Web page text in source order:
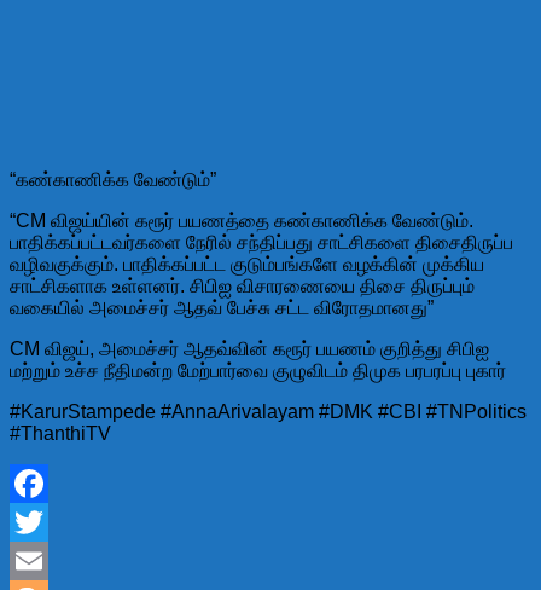
“கண்காணிக்க வேண்டும்”
“CM விஜய்யின் கரூர் பயணத்தை கண்காணிக்க வேண்டும்.
பாதிக்கப்பட்டவர்களை நேரில் சந்திப்பது சாட்சிகளை திசைதிருப்ப
வழிவகுக்கும். பாதிக்கப்பட்ட குடும்பங்களே வழக்கின் முக்கிய
சாட்சிகளாக உள்ளனர். சிபிஐ விசாரணையை திசை திருப்பும்
வகையில் அமைச்சர் ஆதவ் பேச்சு சட்ட விரோதமானது”
CM விஜய், அமைச்சர் ஆதவ்வின் கரூர் பயணம் குறித்து சிபிஐ
மற்றும் உச்ச நீதிமன்ற மேற்பார்வை குழுவிடம் திமுக பரபரப்பு புகார்
#KarurStampede #AnnaArivalayam #DMK #CBI #TNPolitics
#ThanthiTV
Facebook
Twitter